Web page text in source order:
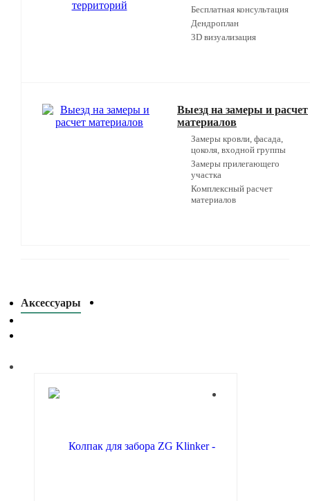
Бесплатная консультация
Дендроплан
3D визуализация
Выезд на замеры и расчет
материалов
Замеры кровли, фасада,
цоколя, входной группы
Замеры прилегающего
участка
Комплексный расчет
материалов
Аксессуары